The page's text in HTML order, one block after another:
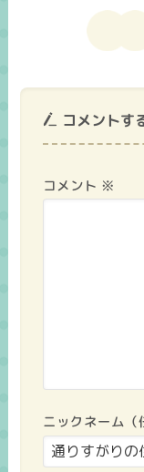
コメントす
コメント ※
ニックネーム（